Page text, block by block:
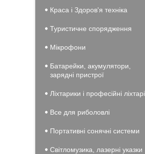
Краса і Здоров'я техніка
Туристичне спорядження
Мікрофони
Батарейки, акумулятори,
зарядні пристрої
Ліхтарики і професійні ліхтарі
Все для риболовлі
Портативні сонячні системи
Світломузика, лазерні указки